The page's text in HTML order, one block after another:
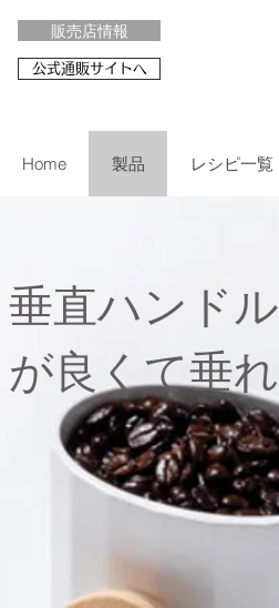
販売店情報
公式通販サイトへ
Home 製品 レシピ一覧
垂直ハンド
が良くて垂